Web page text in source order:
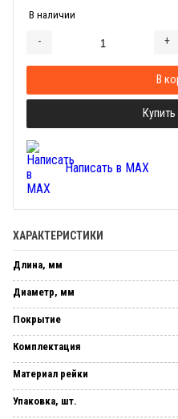
В наличии
- +
В
Написать в MAX
ХАРАКТЕРИСТИКИ
Длина, мм
Диаметр, мм
Покрытие
Комплектация
Материал рейки
Упаковка, шт.